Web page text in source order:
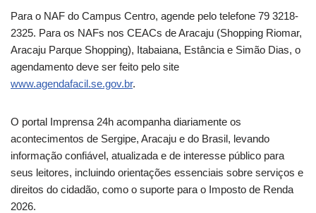
Para o NAF do Campus Centro, agende pelo telefone 79 3218-
2325. Para os NAFs nos CEACs de Aracaju (Shopping Riomar,
Aracaju Parque Shopping), Itabaiana, Estância e Simão Dias, o
agendamento deve ser feito pelo site
www.agendafacil.se.gov.br.
O portal Imprensa 24h acompanha diariamente os
acontecimentos de Sergipe, Aracaju e do Brasil, levando
informação confiável, atualizada e de interesse público para
seus leitores, incluindo orientações essenciais sobre serviços e
direitos do cidadão, como o suporte para o Imposto de Renda
2026.